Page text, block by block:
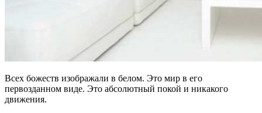
Всех божеств изображали в белом. Это мир в его
первозданном виде. Это абсолютный покой и никакого
движения.